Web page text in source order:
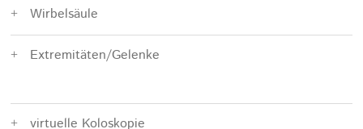
Wirbelsäule
Extremitäten/Gelenke
virtuelle Koloskopie